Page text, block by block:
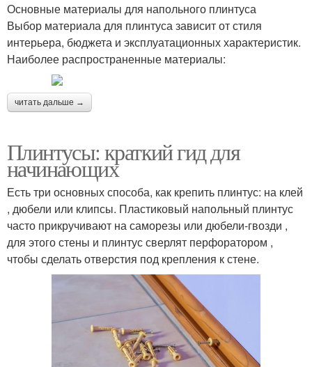
Основные материалы для напольного плинтуса
Выбор материала для плинтуса зависит от стиля
интерьера, бюджета и эксплуатационных характеристик.
Наиболее распространенные материалы:
читать дальше →
Плинтусы: краткий гид для
начинающих
Есть три основных способа, как крепить плинтус: на клей
, дюбели или клипсы. Пластиковый напольный плинтус
часто прикручивают на саморезы или дюбели-гвозди ,
для этого стены и плинтус сверлят перфоратором ,
чтобы сделать отверстия под крепления к стене.